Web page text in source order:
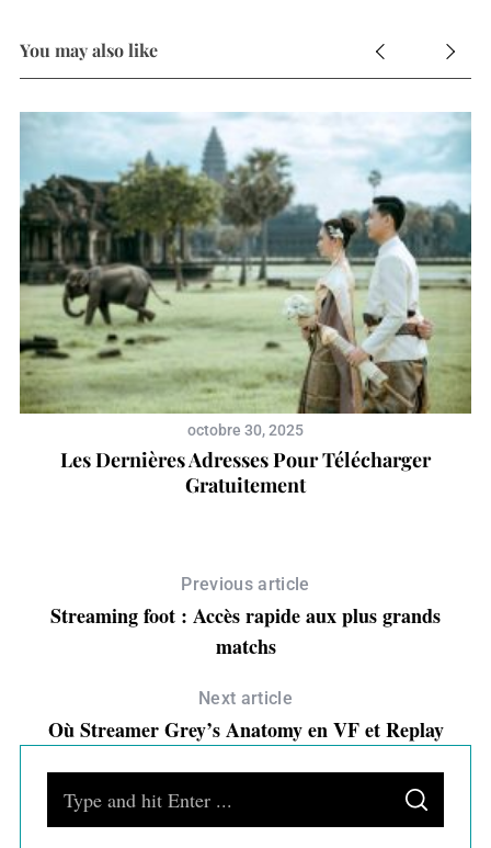
You may also like
octobre 30, 2025
Les Dernières Adresses Pour Télécharger
Gratuitement
Previous article
Streaming foot : Accès rapide aux plus grands
matchs
Next article
Où Streamer Grey’s Anatomy en VF et Replay
S
A